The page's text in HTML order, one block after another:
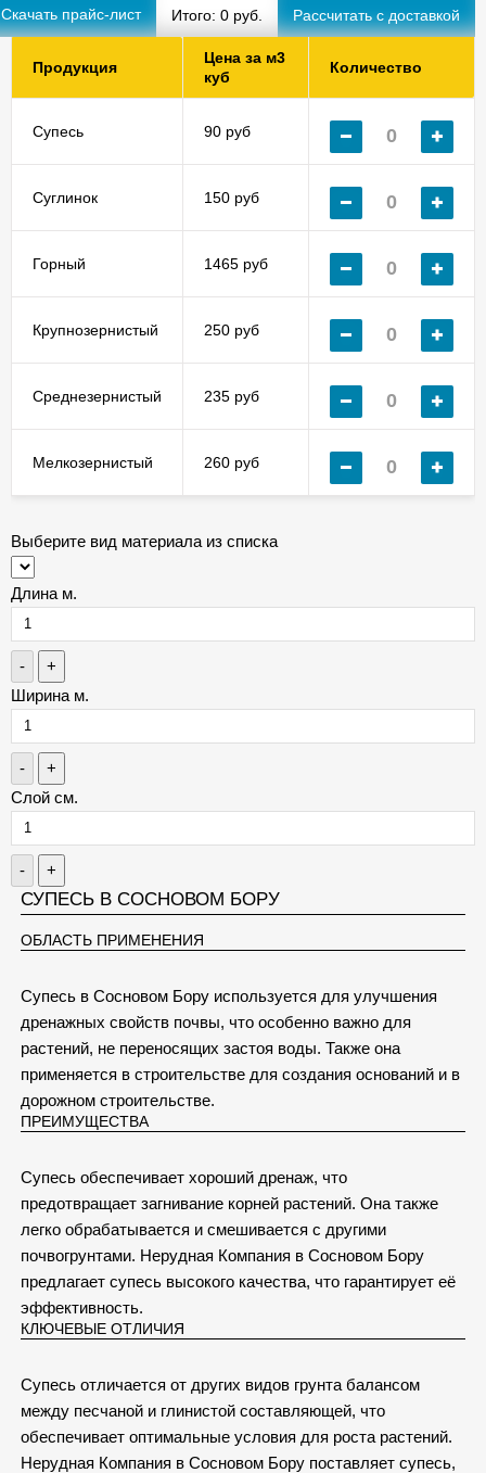
Скачать прайс-лист Итого: 0 руб.
Продукция
Цена за м3
куб
Количество
Супесь 90 руб
Суглинок 150 руб
Горный 1465 руб
Крупнозернистый 250 руб
Среднезернистый 235 руб
Мелкозернистый 260 руб
Выберите вид материала из списка
Длина м.
-
+
Ширина м.
-
+
Слой см.
- +
СУПЕСЬ В СОСНОВОМ БОРУ
ОБЛАСТЬ ПРИМЕНЕНИЯ
Супесь в Сосновом Бору используется для улучшения
дренажных свойств почвы, что особенно важно для
растений, не переносящих застоя воды. Также она
применяется в строительстве для создания оснований и в
дорожном строительстве.
ПРЕИМУЩЕСТВА
Супесь обеспечивает хороший дренаж, что
предотвращает загнивание корней растений. Она также
легко обрабатывается и смешивается с другими
почвогрунтами. Нерудная Компания в Сосновом Бору
предлагает супесь высокого качества, что гарантирует её
эффективность.
КЛЮЧЕВЫЕ ОТЛИЧИЯ
Супесь отличается от других видов грунта балансом
между песчаной и глинистой составляющей, что
обеспечивает оптимальные условия для роста растений.
Нерудная Компания в Сосновом Бору поставляет супесь,